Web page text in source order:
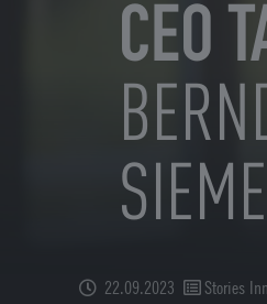
CEO
22.09.2023 Stories